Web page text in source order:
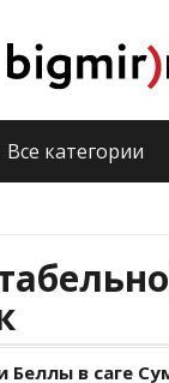
Все категории
Беллы в саге